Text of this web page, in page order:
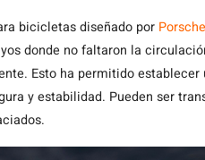
bicicletas diseñado por Porsche
donde no faltaron la
Esto ha permitido
y estabilidad. Pueden ser